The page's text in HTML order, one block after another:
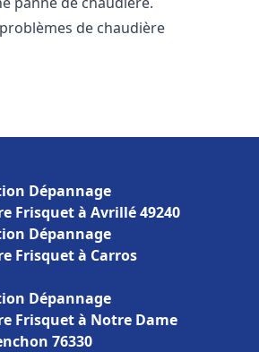
de chaudière
Dépannage
Frisquet à Avrillé 49240
Dépannage
Frisquet à Carros
Dépannage
Frisquet à Notre Dame
76330